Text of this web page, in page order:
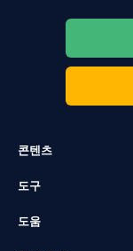
콘텐츠
도구
도움